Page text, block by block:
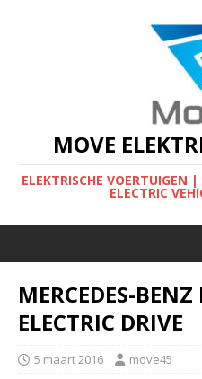
MOVE
ELEKTRISCHE
ELECTRIC
MERCEDES-BENZ
ELECTRIC DRIVE
5 maart 2016 move45